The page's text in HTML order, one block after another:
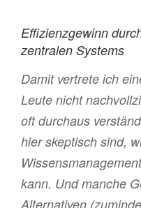
Effizienzgewinn
zentralen Systems
Damit vertrete ich
Leute nicht
oft durchaus
hier skeptisch sind,
kann. Und manche
Alternativen